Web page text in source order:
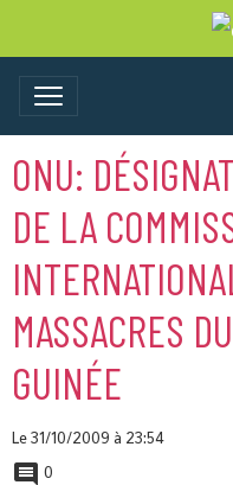
ONU:
DE LA
MASSACRES
GUINÉE
Le 31/10/2009 à 23:54
0